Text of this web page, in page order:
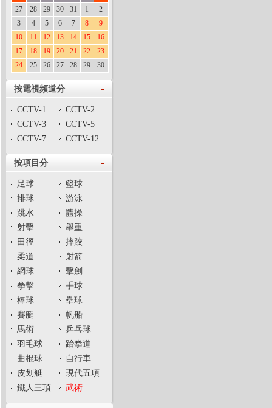
27
28 29 30 31 1
2
3
4 5 6 7 8
9
10
11 12 13 14 15
16
17
18 19 20 21 22
23
24
25 26 27 28 29 30
按電視頻道分
CCTV-1
CCTV-2
CCTV-3
CCTV-5
CCTV-7
CCTV-12
按項目分
足球
籃球
排球
游泳
跳水
體操
射擊
舉重
田徑
摔跤
柔道
射箭
網球
擊劍
拳擊
手球
棒球
壘球
賽艇
帆船
馬術
乒乓球
羽毛球
跆拳道
曲棍球
自行車
皮划艇
現代五項
鐵人三項
武術